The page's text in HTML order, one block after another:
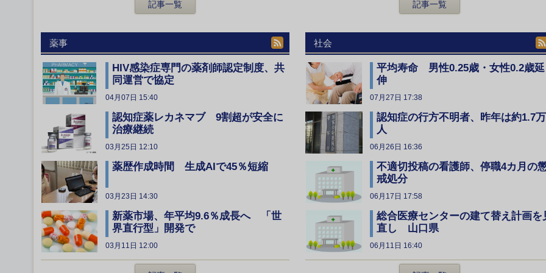
記事一覧 記事一覧
薬事
HIV感染症専門の薬剤師認定制度、共
同運営で協定
04月07日 15:40
認知症薬レカネマブ 9割超が安全に
治療継続
03月25日 12:10
薬歴作成時間 生成AIで45％短縮
03月23日 14:30
新薬市場、年平均9.6％成長へ 「世
界直行型」開発で
03月11日 12:00
社会
平均寿命 男性0.25歳・女性0.2歳延
伸
07月27日 17:38
認知症の行方不明者、昨年は約1.7万
人
06月26日 16:36
不適切投稿の看護師、停職4カ月の
戒処分
06月17日 17:58
総合医療センターの建て替え計画を
直し 山口県
06月11日 16:40